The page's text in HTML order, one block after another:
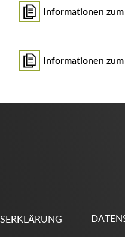
Informationen
Informationen